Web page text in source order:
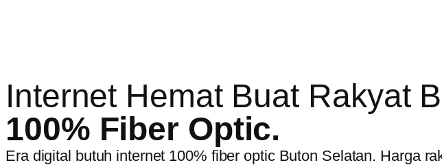
Internet Hemat Buat Rakyat
100% Fiber Optic.
Era digital butuh internet 100% fiber optic Buton Selatan. Harga